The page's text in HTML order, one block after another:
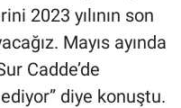
2023 yılının son
Mayıs ayında
Cadde’de
diye konuştu.